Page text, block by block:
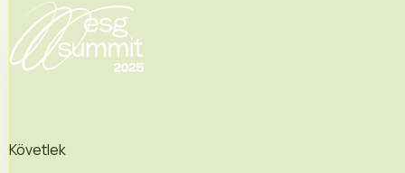
Követlek